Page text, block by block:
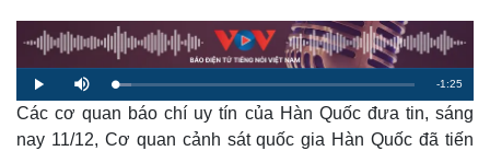
P
l
a
y
M
u
t
e
L
o
a
d
d
R
e
-1:25
Các cơ quan báo chí uy tín của Hàn Quốc đưa tin, sáng
nay 11/12, Cơ quan cảnh sát quốc gia Hàn Quốc đã tiến